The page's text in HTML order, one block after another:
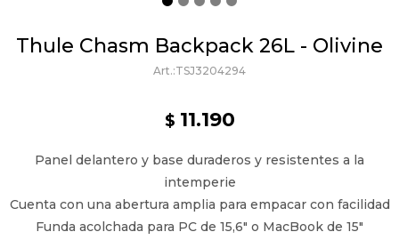
Thule Chasm Backpack 26L - Olivine
TSJ3204294
$ 11.190
Panel delantero y base duraderos y resistentes a la
intemperie
Cuenta con una abertura amplia para empacar con facilidad
Funda acolchada para PC de 15,6" o MacBook de 15"